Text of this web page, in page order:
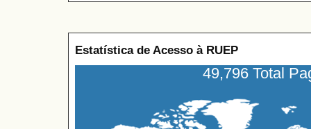
Estatística de Acesso à RUEP
49,796 Total